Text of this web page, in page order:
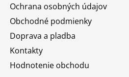
Ochrana osobných údajov
Obchodné podmienky
Doprava a pladba
Kontakty
Hodnotenie obchodu